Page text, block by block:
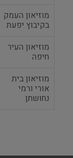
מוזיאון העמק
בקיבוץ יפעת
מוזיאון העיר
חיפה
מוזיאון בית
אורי ורמי
נחושתן